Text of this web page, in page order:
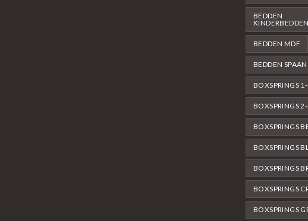
BEDDEN
BEDDEN MDF
BEDDEN
BOXSPRINGS
BOXSPRINGS
BOXSPRINGS
BOXSPRINGS
BOXSPRINGS
BOXSPRINGS
BOXSPRINGS